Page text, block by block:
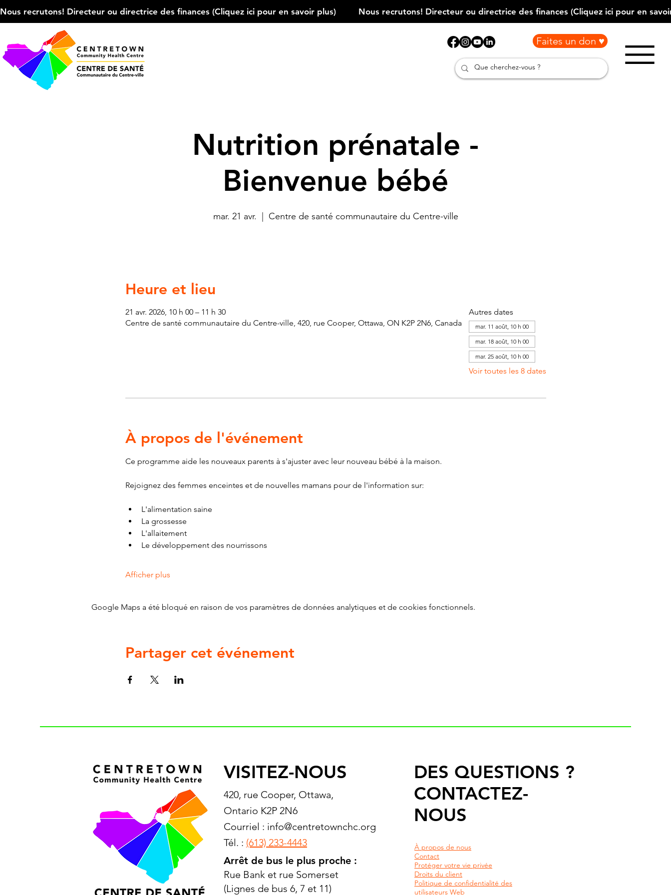
Nous recrutons! Directeur ou directrice des finances (Cliquez ici pour en savoir plus)
Faites un don ♥
Nutrition prénatale -
Bienvenue bébé
mar. 21 avr. Centre de santé communautaire du Centre-ville
Heure et lieu
21 avr. 2026, 10 h 00 – 11 h 30
Centre de santé communautaire du Centre-ville, 420, rue Cooper, Ottawa, ON K2P 2N6, Canada
Autres dates
mar. 11 août, 10 h 00
mar. 18 août, 10 h 00
mar. 25 août, 10 h 00
Voir toutes les 8 dates
À propos de l'événement
Ce programme aide les nouveaux parents à s'ajuster avec leur nouveau bébé à la maison.
Rejoignez des femmes enceintes et de nouvelles mamans pour de l'information sur:
L'alimentation saine
La grossesse
L'allaitement
Le développement des nourrissons
Afficher plus
Google Maps a été bloqué en raison de vos paramètres de données analytiques et de cookies fonctionnels.
Partager cet événement
VISITEZ-NOUS
420, rue Cooper, Ottawa,
Ontario K2P 2N6
Courriel : info@centretownchc.org
Tél. : (613) 233-4443
Arrêt de bus le plus proche :
Rue Bank et rue Somerset
(Lignes de bus 6, 7 et 11)
DES QUESTIONS ?
CONTACTEZ-
NOUS
À propos de nous
Contact
Protéger votre vie privée
Droits du client
Politique de confidentialité des
utilisateurs Web